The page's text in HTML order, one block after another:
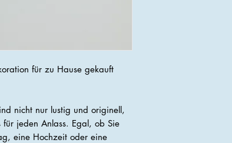
für zu Hause gekauft
nicht nur lustig und originell,
jeden Anlass. Egal, ob Sie
eine Hochzeit oder eine